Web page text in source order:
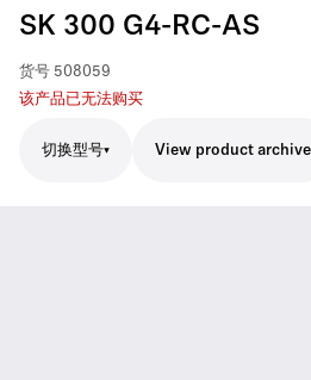
SK 300 G4-RC-AS
货号 508059
该产品已无法购买
切换型号 View product archive